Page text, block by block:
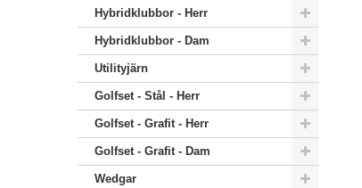
Hybridklubbor - Herr
Hybridklubbor - Dam
Utilityjärn
Golfset - Stål - Herr
Golfset - Grafit - Herr
Golfset - Grafit - Dam
Wedgar